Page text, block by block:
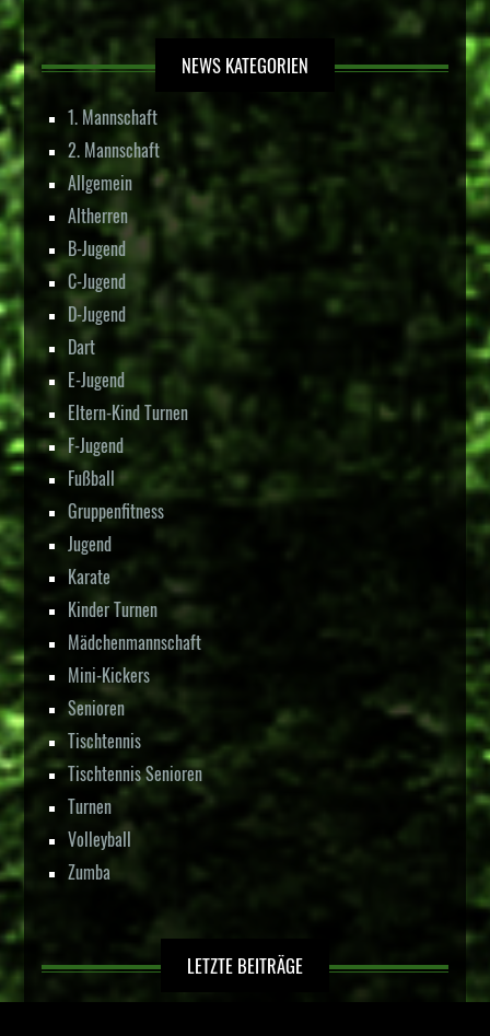
NEWS KATEGORIEN
1. Mannschaft
2. Mannschaft
Allgemein
Altherren
B-Jugend
C-Jugend
D-Jugend
Dart
E-Jugend
Eltern-Kind Turnen
F-Jugend
Fußball
Gruppenfitness
Jugend
Karate
Kinder Turnen
Mädchenmannschaft
Mini-Kickers
Senioren
Tischtennis
Tischtennis Senioren
Turnen
Volleyball
Zumba
LETZTE BEITRÄGE